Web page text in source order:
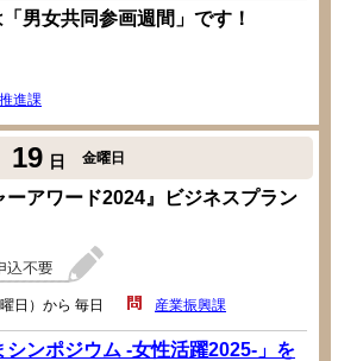
男女共同参画週間」です！
進課
19 日 金曜日
ーアワード2024』ビジネスプラン
日）から 毎日 産業振興課
シンポジウム -女性活躍2025-」を